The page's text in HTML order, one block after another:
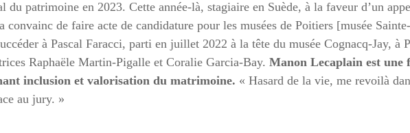
du patrimoine en 2023. Cette année-là, stagiaire en Suède, à la faveur d’un
de faire acte de candidature pour les musées de Poitiers [musée
à Pascal Faracci, parti en juillet 2022 à la tête du musée Cognacq-Jay, à
Raphaële Martin-Pigalle et Coralie Garcia-Bay. Manon Lecaplain est une
inclusion et valorisation du matrimoine. « Hasard de la vie, me revoilà
au jury. »